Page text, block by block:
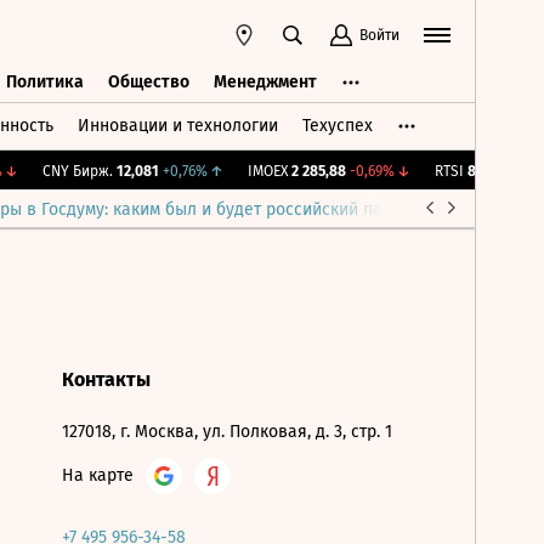
Войти
Политика Общество Менеджмент
Инновации и технологии Техуспех
CNY Бирж. 12,081 +0,76%↑ IMOEX 2 285,88 -0,69%↓ RTSI 884,56
в Госдуму: каким был и будет российский парламент
Контакты
127018, г. Москва, ул. Полковая, д. 3, стр. 1
На карте
+7 495 956-34-58